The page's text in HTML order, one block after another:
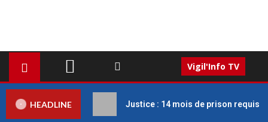
Vigil'Info TV
HEADLINE Justice : 14 mois de prison requis